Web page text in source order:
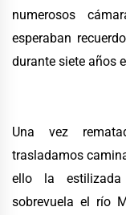
numerosos
esperaban
durante siete años
Una vez
trasladamos
ello la
sobrevuela el río